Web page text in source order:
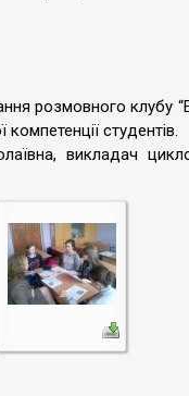
розмовного клубу
студентів.
викладач